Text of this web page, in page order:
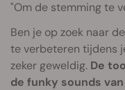
"Om de stemming te
Ben je op zoek naar
te verbeteren tijdens
zeker geweldig. De
de funky sounds